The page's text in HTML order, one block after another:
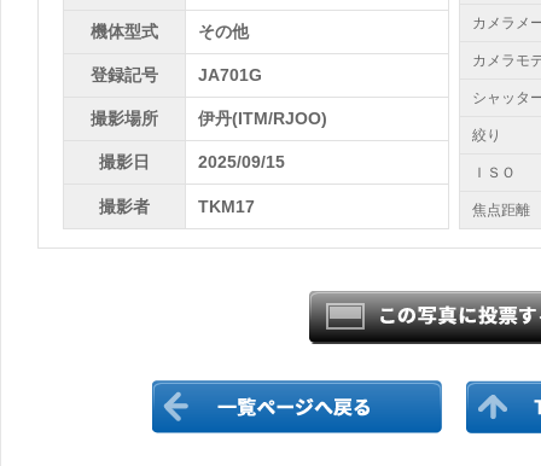
機体型式 その他
登録記号 JA701G
撮影場所 伊丹(ITM/RJOO)
撮影日 2025/09/15
撮影者 TKM17
カメラメ
カメラモ
シャッタ
絞り
ＩＳＯ
焦点距離